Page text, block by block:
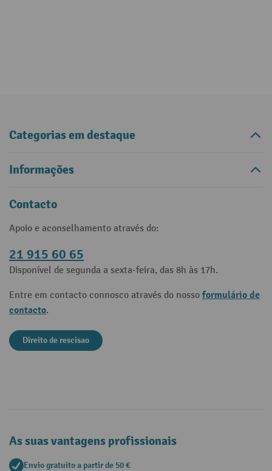
Categorias em destaque
Informações
Contacto
Apoio e aconselhamento através do:
21 915 60 65
Disponível de segunda a sexta-feira, das 8h às 17h.
Entre em contacto connosco através do nosso formulário de
contacto.
Direito de rescisao
As suas vantagens profissionais
Envio gratuito a partir de 50 €